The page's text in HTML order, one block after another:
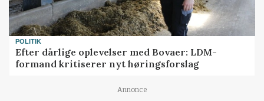
POLITIK
Efter dårlige oplevelser med Bovaer: LDM-
formand kritiserer nyt høringsforslag
Annonce